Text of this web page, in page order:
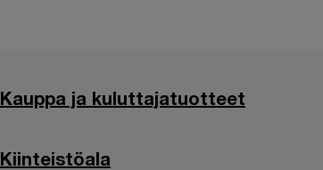
Kauppa ja kuluttajatuotteet
Kiinteistöala